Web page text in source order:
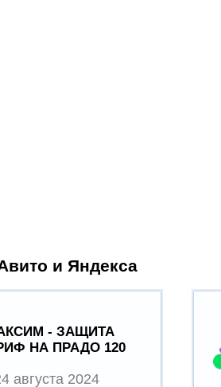
и Яндекса
- ЗАЩИТА
НА ПРАДО 120
августа 2024